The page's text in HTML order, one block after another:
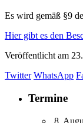
Es wird gemäß §9
Hier gibt es den
Veröffentlicht am
Twitter WhatsApp
Termine
8.